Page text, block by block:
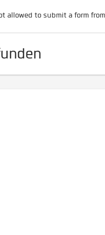
allowed to submit a form